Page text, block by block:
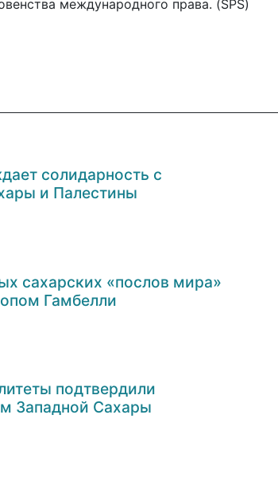
международного права. (SPS)
солидарность с
и Палестины
сахарских «послов мира»
Гамбелли
подтвердили
Западной Сахары